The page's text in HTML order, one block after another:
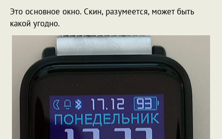
Это основное окно. Скин, разумеется, может быть
какой угодно.